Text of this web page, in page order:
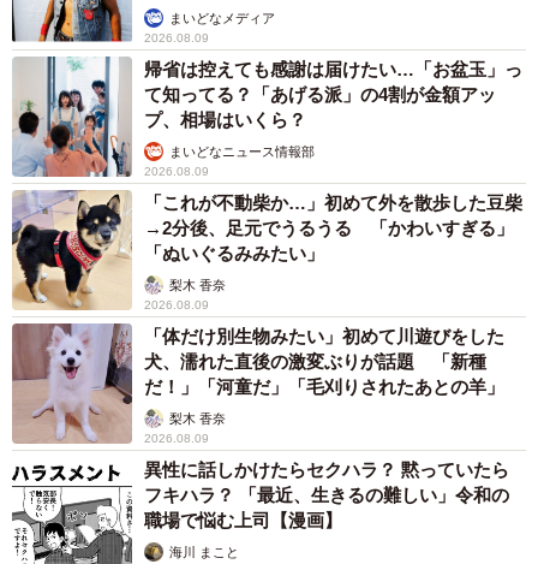
まいどなメディア
2026.08.09
帰省は控えても感謝は届けたい…「お盆玉」っ
て知ってる？「あげる派」の4割が金額アッ
プ、相場はいくら？
まいどなニュース情報部
2026.08.09
「これが不動柴か…」初めて外を散歩した豆柴
→2分後、足元でうるうる 「かわいすぎる」
「ぬいぐるみみたい」
梨木 香奈
2026.08.09
「体だけ別生物みたい」初めて川遊びをした
犬、濡れた直後の激変ぶりが話題 「新種
だ！」「河童だ」「毛刈りされたあとの羊」
梨木 香奈
2026.08.09
異性に話しかけたらセクハラ？ 黙っていたら
フキハラ？ 「最近、生きるの難しい」令和の
職場で悩む上司【漫画】
海川 まこと